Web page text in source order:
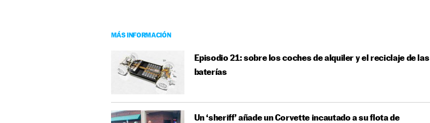
MÁS INFORMACIÓN
Episodio 21: sobre los coches de alquiler y el reciclaje de las
baterías
Un ‘sheriff’ añade un Corvette incautado a su flota de